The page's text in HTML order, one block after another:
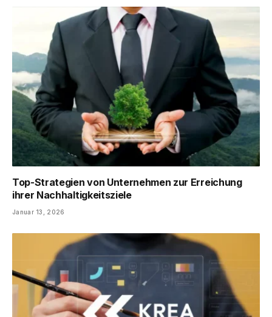
Top-Strategien von Unternehmen zur Erreichung
ihrer Nachhaltigkeitsziele
Januar 13, 2026